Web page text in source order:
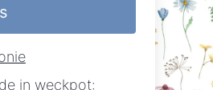
in weckpot: